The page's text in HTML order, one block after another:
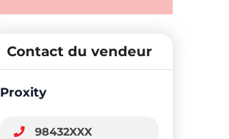
Contact du vendeur
Proxity
98432XXX